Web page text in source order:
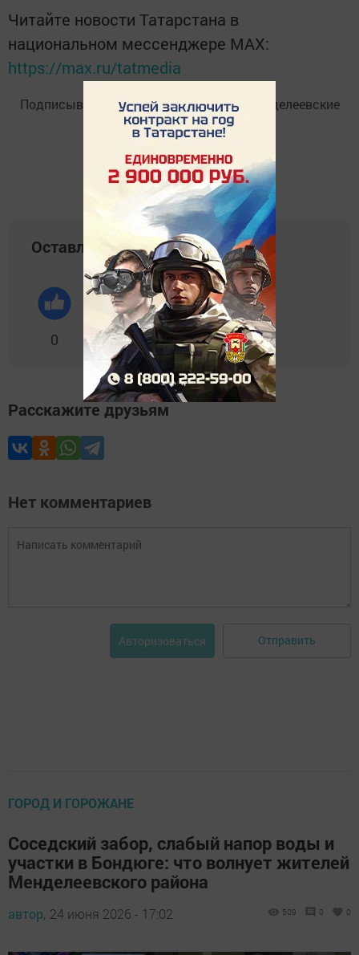
Читайте новости Татарстана в
национальном мессенджере MАХ:
https://max.ru/tatmedia
Подписывайтесь наTelegram-канал«Менделеевские
новости»
Оставляйте реакции
0 0 0 0 0
Расскажите друзьям
Нет комментариев
Авторизоваться Отправить
ГОРОД И ГОРОЖАНЕ
Соседский забор, слабый напор воды и
участки в Бондюге: что волнует жителей
Менделеевского района
автор, 24 июня 2026 - 17:02 509 0 0